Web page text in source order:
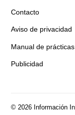
Contacto
Aviso de privacidad
Manual de prácticas
Publicidad
© 2026 Información